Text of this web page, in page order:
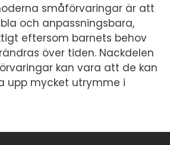
småförvaringar är att
och anpassningsbara,
eftersom barnets behov
över tiden. Nackdelen
kan vara att de kan
upp mycket utrymme i